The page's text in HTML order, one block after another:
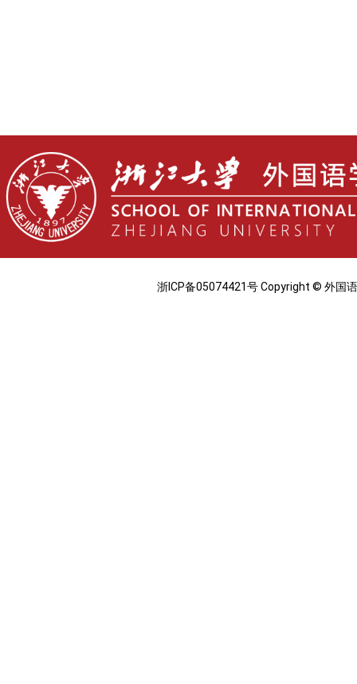
浙ICP备05074421号 Copyright © 外国